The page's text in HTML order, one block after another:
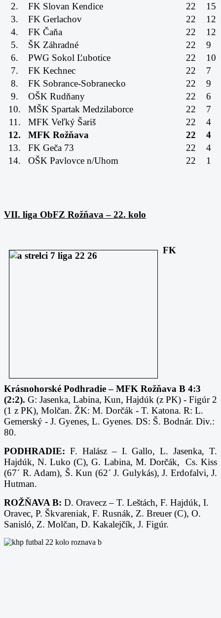
2. FK Slovan Kendice 22
15
3.
FK Gerlachov 22
12
4.
FK Čaňa 22
12
5.
ŠK Záhradné 22
9
6.
PWG Sokol Ľubotice 22
10
7.
FK Kechnec 22
7
8.
FK Sobrance-Sobranecko 22
9
9.
OŠK Rudňany 22
6
10.
MŠK Spartak Medzilaborce 22
7
11.
MFK Veľký Šariš 22
4
12.
MFK Rožňava 22
4
13.
FK Geča 73 22
4
14.
OŠK Pavlovce n/Uhom 22 1
VII. liga ObFZ Rožňava – 22. kolo
FK
Krásnohorské Podhradie – MFK Rožňava B 4:3
(2:2). G: Jasenka, Labina, Kun, Hajdúk (z PK) - Figúr 2
(1 z PK), Molčan. ŽK: M. Dorčák - T. Katona. R: L.
Gemerský - J. Gyenes, L. Gyenes. DS: Š. Bodnár. Div.:
80.
PODHRADIE: F. Halász – I. Gallo, L. Jasenka, T.
Hajdúk, N. Luko (C), G. Labina, M. Dorčák,
Cs. Kiss
(67´ R. Adam), Š. Kun (62´ J. Gulykás), J. Erdofalvi, J.
Hutman.
ROŽŇAVA B: D. Oravecz – T. Leštách, F. Hajdúk, I.
Oravec, P. Škvareniak, F. Rusnák, Z. Breuer (C), O.
Sanisló, Z. Molčan, D. Kakalejčík, J. Figúr.